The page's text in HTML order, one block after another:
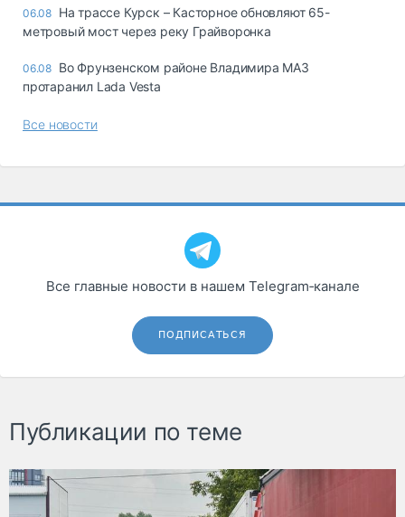
06.08 На трассе Курск – Касторное обновляют 65-
метровый мост через реку Грайворонка
06.08 Во Фрунзенском районе Владимира МАЗ
протаранил Lada Vesta
Все новости
Все главные новости в нашем Telegram‑канале
ПОДПИСАТЬСЯ
Публикации по теме